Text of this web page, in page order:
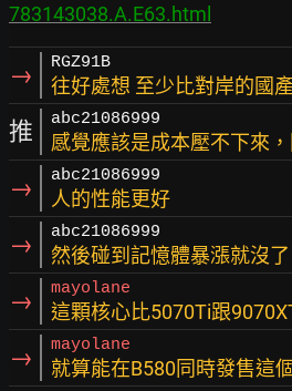
783143038.A.E63.html
→ RGZ91B
往好處想 至少比對岸的國
推 abc21086999
感覺應該是成本壓不下來，
→ abc21086999
人的性能更好
→ abc21086999
然後碰到記憶體暴漲就沒了
→ mayolane
這顆核心比5070Ti跟
→ mayolane
就算能在B580同時發售這